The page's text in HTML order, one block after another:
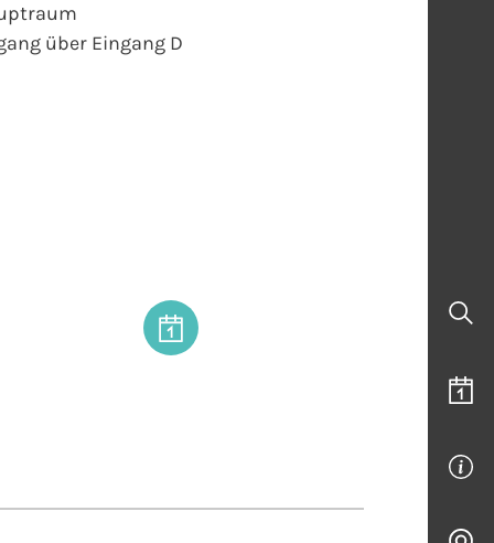
über Eingang D